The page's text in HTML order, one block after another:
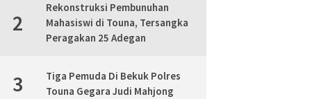
2
Rekonstruksi Pembunuhan
Mahasiswi di Touna, Tersangka
Peragakan 25 Adegan
3
Tiga Pemuda Di Bekuk Polres
Touna Gegara Judi Mahjong